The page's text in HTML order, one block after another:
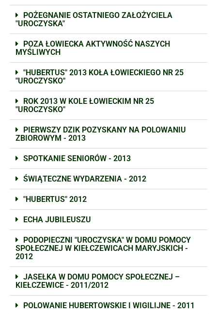
POŻEGNANIE OSTATNIEGO ZAŁOŻYCIELA
"UROCZYSKA"
POZA ŁOWIECKA AKTYWNOŚĆ NASZYCH
MYŚLIWYCH
"HUBERTUS" 2013 KOŁA ŁOWIECKIEGO NR 25
"UROCZYSKO"
ROK 2013 W KOLE ŁOWIECKIM NR 25
"UROCZYSKO"
PIERWSZY DZIK POZYSKANY NA POLOWANIU
ZBIOROWYM - 2013
SPOTKANIE SENIORÓW - 2013
ŚWIĄTECZNE WYDARZENIA - 2012
"HUBERTUS" 2012
ECHA JUBILEUSZU
PODOPIECZNI "UROCZYSKA" W DOMU POMOCY
SPOŁECZNEJ W KIEŁCZEWICACH MARYJSKICH -
2012
JASEŁKA W DOMU POMOCY SPOŁECZNEJ –
KIEŁCZEWICE - 2011/2012
POLOWANIE HUBERTOWSKIE I WIGILIJNE - 2011